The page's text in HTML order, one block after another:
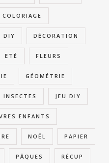
COLORIAGE
DIY DÉCORATION
ETÉ FLEURS
GÉOMÉTRIE
INSECTES JEU DIY
ENFANTS
NOËL PAPIER
PÂQUES RÉCUP